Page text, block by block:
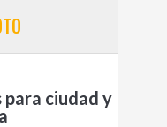
ciudad y